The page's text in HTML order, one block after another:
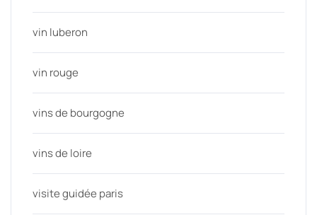
vin luberon
vin rouge
vins de bourgogne
vins de loire
visite guidée paris